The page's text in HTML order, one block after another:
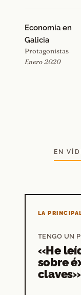
Economía en
Galicia
Protagonistas
Enero 2020
EN
LA
TENGO UN
«He
sobre
claves»